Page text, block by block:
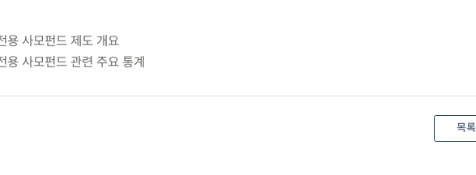
용 사모펀드 제도 개요
용 사모펀드 관련 주요 통계
목록